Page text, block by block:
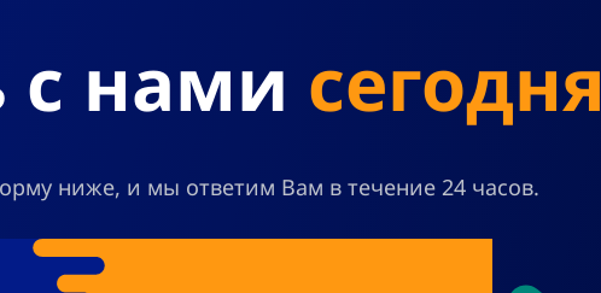
с нами сегодня
ниже, и мы ответим Вам в течение 24 часов.